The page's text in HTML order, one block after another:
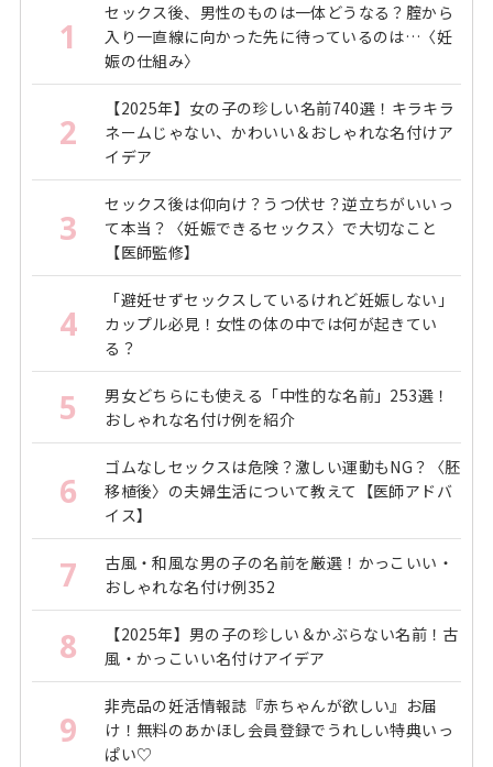
1
セックス後、男性のものは一体どうなる？腟から
入り一直線に向かった先に待っているのは…〈妊
娠の仕組み〉
2
【2025年】女の子の珍しい名前740選！キラキラ
ネームじゃない、かわいい＆おしゃれな名付けア
イデア
3
セックス後は仰向け？うつ伏せ？逆立ちがいいっ
て本当？〈妊娠できるセックス〉で大切なこと
【医師監修】
4
「避妊せずセックスしているけれど妊娠しない」
カップル必見！女性の体の中では何が起きてい
る？
5
男女どちらにも使える「中性的な名前」253選！
おしゃれな名付け例を紹介
6
ゴムなしセックスは危険？激しい運動もNG？〈胚
移植後〉の夫婦生活について教えて【医師アドバ
イス】
7
古風・和風な男の子の名前を厳選！かっこいい・
おしゃれな名付け例352
8
【2025年】男の子の珍しい＆かぶらない名前！古
風・かっこいい名付けアイデア
9
非売品の妊活情報誌『赤ちゃんが欲しい』お届
け！無料のあかほし会員登録でうれしい特典いっ
ぱい♡